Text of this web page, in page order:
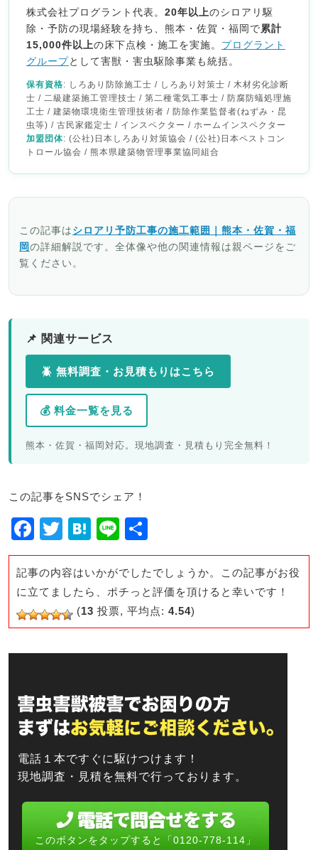
株式会社プログラント代表。 20年以上のシロアリ駆
除・予防の現場経験を持ち、熊本・佐賀・福岡で累計
15,000件以上の床下点検・施工を実施。 プログラント
グループとして害獣・害虫駆除事業も統括。
保有資格: しろあり防除施工士 / しろあり対策士 / 木材劣化診断
士 / 二級建築施工管理技士 / 第二種電気工事士 / 防腐防蟻処理施
工士 / 建築物環境衛生管理技術者 / 防除作業監督者(ねずみ・昆
虫等) / 古民家鑑定士 / インスペクター / ホームインスペクター
加盟団体: (公社)日本しろあり対策協会 / (公社)日本ペストコン
トロール協会 / 熊本県建築物管理事業協同組合
この記事はシロアリ予防工事の施工範囲｜熊本・佐賀・福
岡の詳細解説です。全体像や他の関連情報は親ページをご
覧ください。
📌 関連サービス
🪲 無料調査・お見積もりはこちら
💰 料金一覧を見る
熊本・佐賀・福岡対応。現地調査・見積もり完全無料！
この記事をSNSでシェア！
F
a
c
e
b
T
wi
tt
er
H
at
e
n
a
Li
n
e
有
記事の内容はいかがでしたでしょうか。この記事がお役
に立てましたら、ポチっと評価を頂けると幸いです！
(13 投票, 平均点: 4.54)
電話１本ですぐに駆けつけます！
現地調査・見積を無料で行っております。
このボタンをタップすると「0120-778-114」